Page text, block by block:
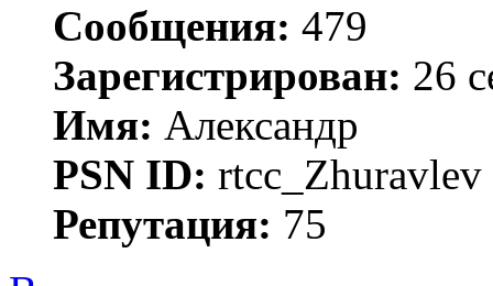
Сообщения: 479
Зарегистрирован: 26
Имя: Александр
PSN ID:
Репутация: 75